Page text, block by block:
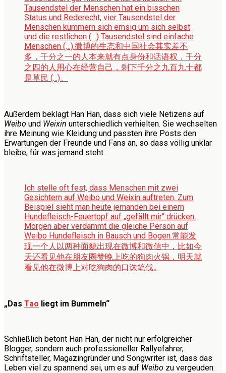
Tausendstel der Menschen hat ein bisschen
Status und Rederecht, vier Tausendstel der
Menschen kümmern sich emsig um sich selbst
und die restlichen (…) Tausendstel sind einfache
Menschen (…).微博的生态和中国社会其实差不
多，千分之一的人本来就有点身份和话语权，千分
之四的人用心在经营自己，剩下千分之九百九十都
是草民 (...)。
Außerdem beklagt Han Han, dass sich viele Netizens auf
Weibo und Weixin unterschiedlich verhielten. Sie wechselten
ihre Meinung wie Kleidung und passten ihre Posts den
Erwartungen der Freunde und Fans an, so dass völlig unklar
bleibe, für was jemand steht.
Ich stelle oft fest, dass Menschen mit zwei
Gesichtern auf Weibo und Weixin auftreten. Zum
Beispiel sieht man heute jemanden bei einem
Hundefleisch-Feuertopf auf „gefällt mir“ drücken.
Morgen aber verdammt die gleiche Person auf
Weibo Hundefleisch in Bausch und Bogen.常能发
现一个人以两种面貌出现在微博和微信中，比如今
天还看见他在朋友圈赞晚上吃的狗肉火锅，明天就
看见他在微博上对吃狗肉的口诛笔伐。
„Das Tao liegt im Bummeln“
Schließlich betont Han Han, der nicht nur erfolgreicher
Blogger, sondern auch professioneller Rallyefahrer,
Schriftsteller, Magazingründer und Songwriter ist, dass das
Leben viel zu spannend sei, um es auf Weibo zu vergeuden: